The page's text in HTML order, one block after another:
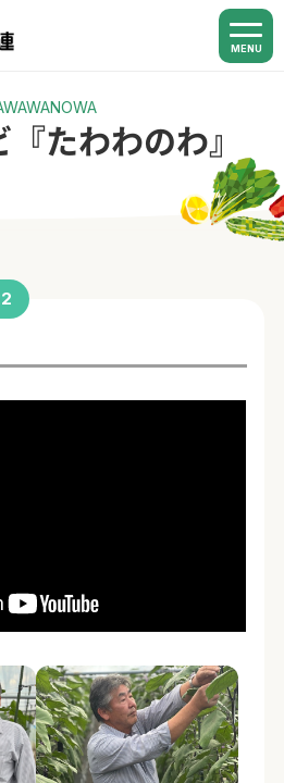
MENU
たわわのわ』